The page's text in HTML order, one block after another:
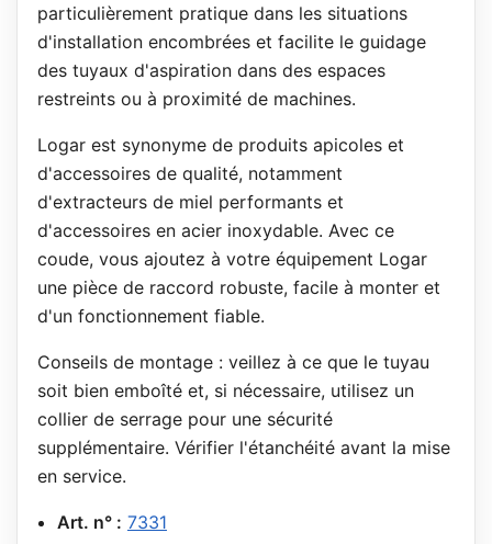
particulièrement pratique dans les situations
d'installation encombrées et facilite le guidage
des tuyaux d'aspiration dans des espaces
restreints ou à proximité de machines.
Logar est synonyme de produits apicoles et
d'accessoires de qualité, notamment
d'extracteurs de miel performants et
d'accessoires en acier inoxydable. Avec ce
coude, vous ajoutez à votre équipement Logar
une pièce de raccord robuste, facile à monter et
d'un fonctionnement fiable.
Conseils de montage : veillez à ce que le tuyau
soit bien emboîté et, si nécessaire, utilisez un
collier de serrage pour une sécurité
supplémentaire. Vérifier l'étanchéité avant la mise
en service.
Art. n° : 7331